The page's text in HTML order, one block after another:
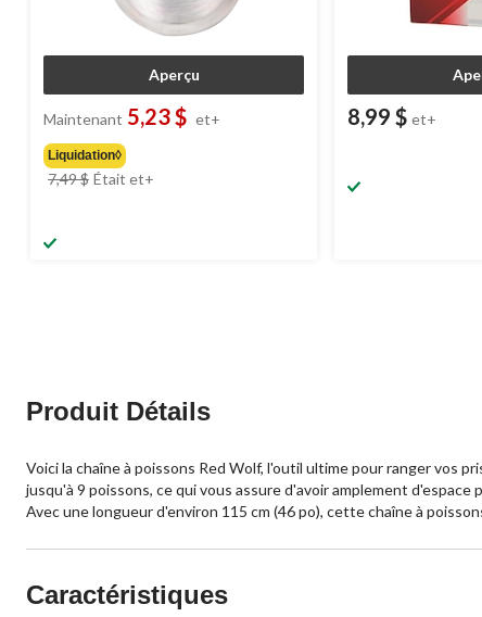
Aperçu
Maintenant 5,23 $ et+
Liquidation◊
7,49 $ Était et+
8,99 $ et+
Produit Détails
Voici la chaîne à poissons Red Wolf, l'outil ultime pour ranger vos
jusqu'à 9 poissons, ce qui vous assure d'avoir amplement
Avec une longueur d'environ 115 cm (46 po), cette chaîne à
Caractéristiques